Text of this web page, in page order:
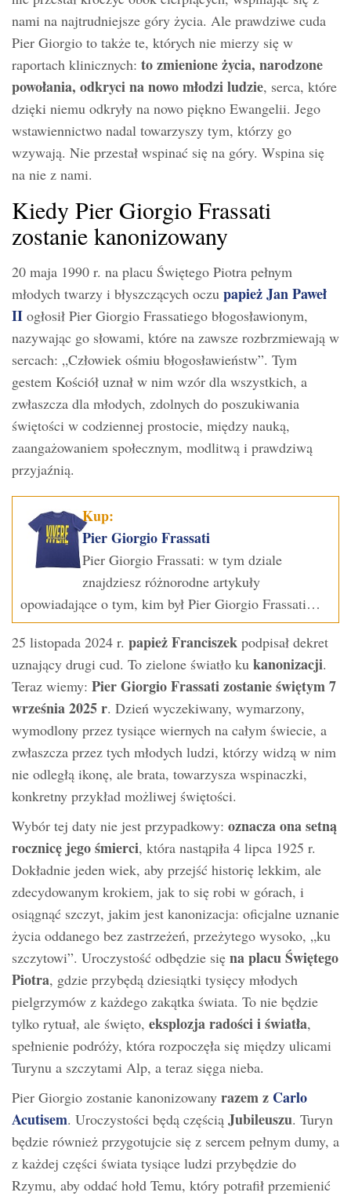
nami na najtrudniejsze góry życia. Ale prawdziwe cuda
Pier Giorgio to także te, których nie mierzy się w
raportach klinicznych: to zmienione życia, narodzone
powołania, odkryci na nowo młodzi ludzie, serca, które
dzięki niemu odkryły na nowo piękno Ewangelii. Jego
wstawiennictwo nadal towarzyszy tym, którzy go
wzywają. Nie przestał wspinać się na góry. Wspina się
na nie z nami.
Kiedy Pier Giorgio Frassati
zostanie kanonizowany
20 maja 1990 r. na placu Świętego Piotra pełnym
młodych twarzy i błyszczących oczu papież Jan Paweł
II ogłosił Pier Giorgio Frassatiego błogosławionym,
nazywając go słowami, które na zawsze rozbrzmiewają w
sercach: „Człowiek ośmiu błogosławieństw”. Tym
gestem Kościół uznał w nim wzór dla wszystkich, a
zwłaszcza dla młodych, zdolnych do poszukiwania
świętości w codziennej prostocie, między nauką,
zaangażowaniem społecznym, modlitwą i prawdziwą
przyjaźnią.
Kup:
Pier Giorgio Frassati
Pier Giorgio Frassati: w tym dziale
znajdziesz różnorodne artykuły
opowiadające o tym, kim był Pier Giorgio Frassati…
25 listopada 2024 r. papież Franciszek podpisał dekret
uznający drugi cud. To zielone światło ku kanonizacji.
Teraz wiemy: Pier Giorgio Frassati zostanie świętym 7
września 2025 r. Dzień wyczekiwany, wymarzony,
wymodlony przez tysiące wiernych na całym świecie, a
zwłaszcza przez tych młodych ludzi, którzy widzą w nim
nie odległą ikonę, ale brata, towarzysza wspinaczki,
konkretny przykład możliwej świętości.
Wybór tej daty nie jest przypadkowy: oznacza ona setną
rocznicę jego śmierci, która nastąpiła 4 lipca 1925 r.
Dokładnie jeden wiek, aby przejść historię lekkim, ale
zdecydowanym krokiem, jak to się robi w górach, i
osiągnąć szczyt, jakim jest kanonizacja: oficjalne uznanie
życia oddanego bez zastrzeżeń, przeżytego wysoko, „ku
szczytowi”. Uroczystość odbędzie się na placu Świętego
Piotra, gdzie przybędą dziesiątki tysięcy młodych
pielgrzymów z każdego zakątka świata. To nie będzie
tylko rytuał, ale święto, eksplozja radości i światła,
spełnienie podróży, która rozpoczęła się między ulicami
Turynu a szczytami Alp, a teraz sięga nieba.
Pier Giorgio zostanie kanonizowany razem z Carlo
Acutisem. Uroczystości będą częścią Jubileuszu. Turyn
będzie również przygotujcie się z sercem pełnym dumy, a
z każdej części świata tysiące ludzi przybędzie do
Rzymu, aby oddać hołd Temu, który potrafił przemienić